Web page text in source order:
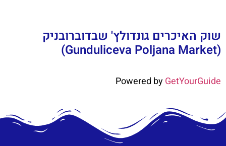
שוק האיכרים גונדולץ' שבדוברובניק
(Gunduliceva Poljana Market)
Powered byGetYourGuide